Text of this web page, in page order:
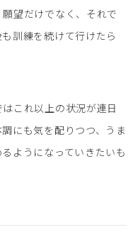
望だけでなく、それで
訓練を続けて行けたら
これ以上の状況が連日
にも気を配りつつ、うま
ようになっていきたいも